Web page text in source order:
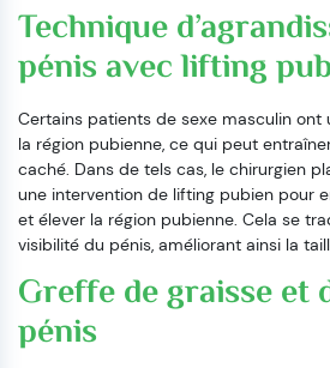
Technique
pénis avec lifting
Certains patients de sexe masculin ont
la région pubienne, ce qui peut
caché. Dans de tels cas, le chirurgien
une intervention de lifting pubien pour
et élever la région pubienne. Cela se
visibilité du pénis, améliorant ainsi la
Greffe de graisse et
pénis